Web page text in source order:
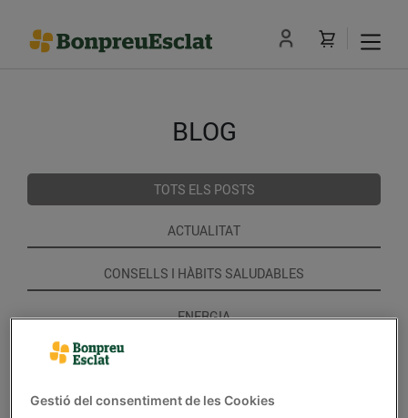
BLOG
TOTS ELS POSTS
ACTUALITAT
CONSELLS I HÀBITS SALUDABLES
ENERGIA
GASTRONOMIA I TRADICIONS
RECEPTES
Gestió del consentiment de les Cookies